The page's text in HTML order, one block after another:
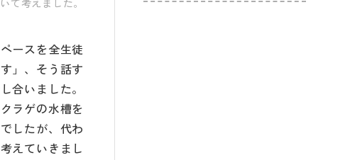
て考えました。
ースを全生徒
」、そう話す
合いました。
ラゲの水槽を
したが、代わ
えていきまし